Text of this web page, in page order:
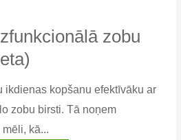
zobu
ikdienas kopšanu efektīvāku ar
zobu birsti. Tā noņem
kā...